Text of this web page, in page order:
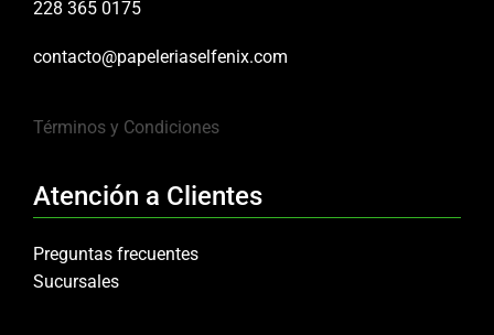
228 365 0175
contacto@papeleriaselfenix.com
Términos y Condiciones
Atención a Clientes
Preguntas frecuentes
Sucursales